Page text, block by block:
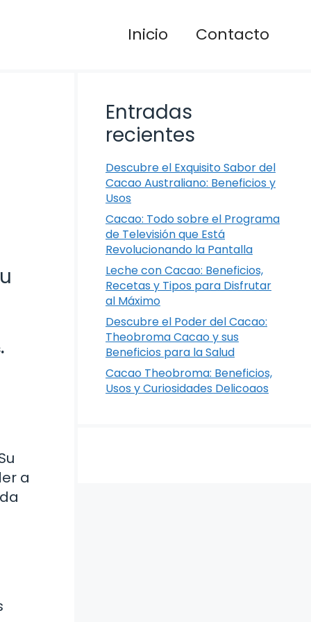
Inicio Contacto
a
Entradas
recientes
Descubre el Exquisito Sabor del
Cacao Australiano: Beneficios y
Usos
Cacao: Todo sobre el Programa
de Televisión que Está
Revolucionando la Pantalla
Leche con Cacao: Beneficios,
Recetas y Tipos para Disfrutar
al Máximo
Descubre el Poder del Cacao:
Theobroma Cacao y sus
Beneficios para la Salud
Cacao Theobroma: Beneficios,
Usos y Curiosidades Delicoaos